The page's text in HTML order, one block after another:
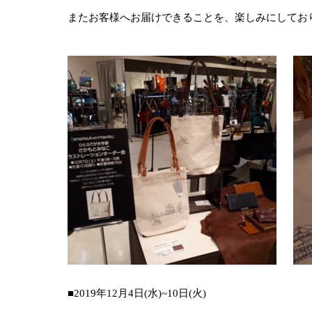
またお客様へお届けできることを、楽しみにしてお
■2019年12月4日(水)~10日(火)